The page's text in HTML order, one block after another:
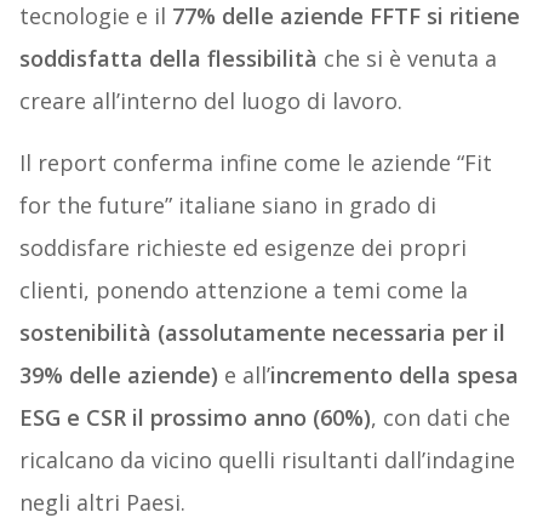
tecnologie e il 77% delle aziende FFTF si ritiene
soddisfatta della flessibilità che si è venuta a
creare all’interno del luogo di lavoro.
Il report conferma infine come le aziende “Fit
for the future” italiane siano in grado di
soddisfare richieste ed esigenze dei propri
clienti, ponendo attenzione a temi come la
sostenibilità (assolutamente necessaria per il
39% delle aziende) e all’incremento della spesa
ESG e CSR il prossimo anno (60%), con dati che
ricalcano da vicino quelli risultanti dall’indagine
negli altri Paesi.